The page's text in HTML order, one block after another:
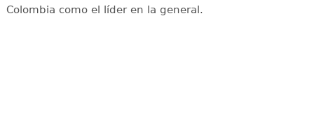
Colombia como el líder en la general.